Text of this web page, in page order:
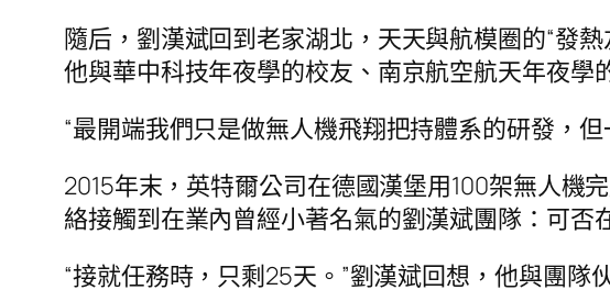
隨后，劉漢斌回到老家湖北，天天與航模圈的“發熱
他與華中科技年夜學的校友、南京航空航天年夜學
“最開端我們只是做無人機飛翔把持體系的研發，
2015年末，英特爾公司在德國漢堡用100架無人機
絡接觸到在業內曾經小著名氣的劉漢斌團隊：可
“接就任務時，只剩25天。”劉漢斌回想，他與團